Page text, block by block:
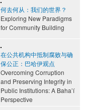
何去何从：我们的世界？
Exploring New Paradigms
for Community Building
在公共机构中抵制腐败与确
保公正：巴哈伊观点
Overcoming Corruption
and Preserving Integrity in
Public Institutions: A Baha’í
Perspective